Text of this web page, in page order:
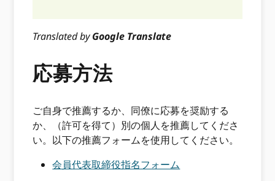
Translated byGoogle Translate
応募方法
ご自身で推薦するか、同僚に応募を奨励する
か、（許可を得て）別の個人を推薦してくださ
い。以下の推薦フォームを使用してください。
会員代表取締役指名フォーム